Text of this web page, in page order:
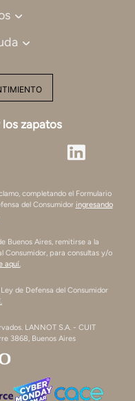
zapatos
completando el Formulario
del Consumidor ingresando
Buenos Aires, remitirse a la
Consumidor, para consultas y/o
aquí.
de Defensa del Consumidor
LANNOT S.A. - CUIT
3868, Buenos Aires